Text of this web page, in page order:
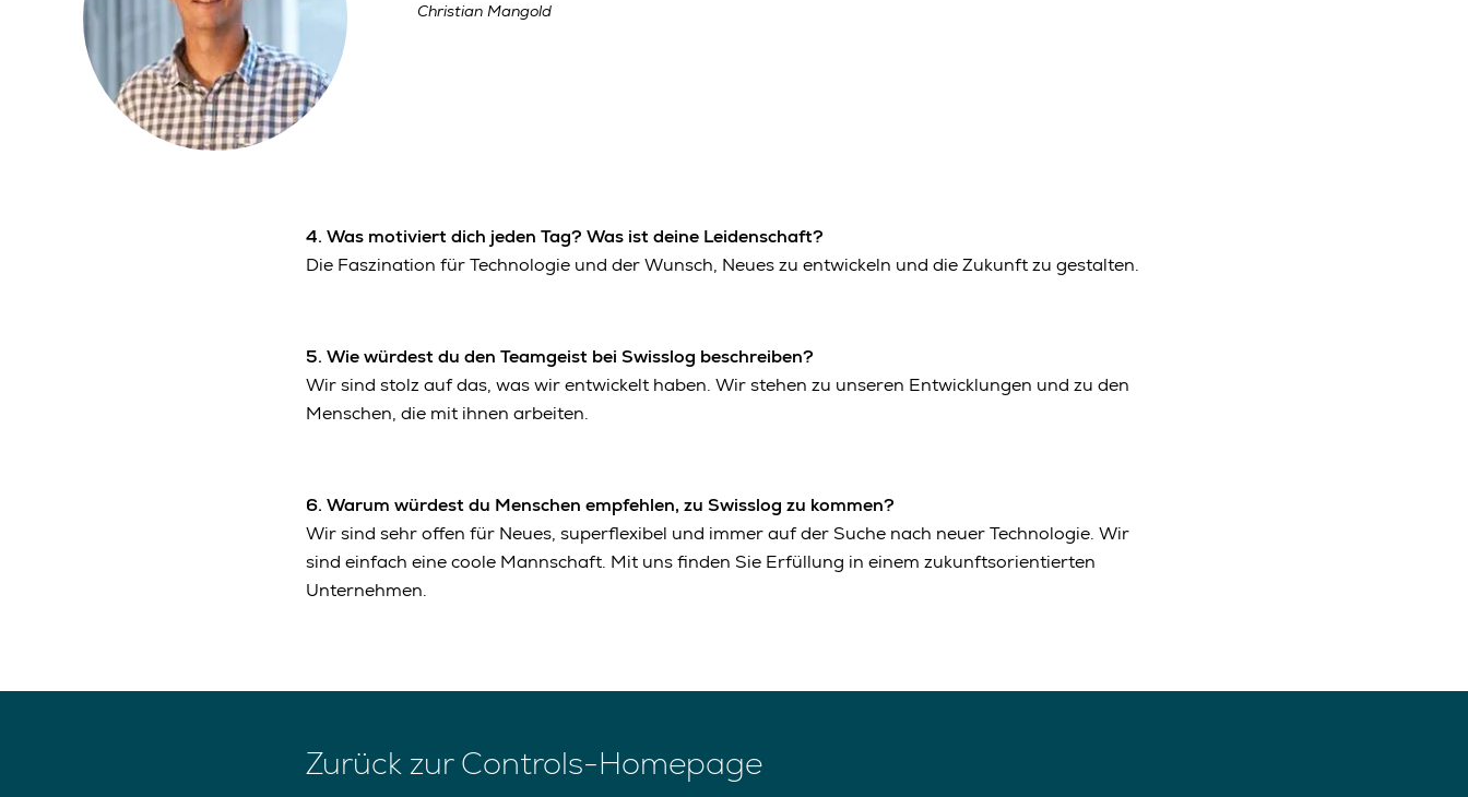
Christian Mangold
4. Was motiviert dich jeden Tag? Was ist deine Leidenschaft?
Die Faszination für Technologie und der Wunsch, Neues zu entwickeln und die Zukunft zu gestalten.
5. Wie würdest du den Teamgeist bei Swisslog beschreiben?
Wir sind stolz auf das, was wir entwickelt haben. Wir stehen zu unseren Entwicklungen und zu den
Menschen, die mit ihnen arbeiten.
6. Warum würdest du Menschen empfehlen, zu Swisslog zu kommen?
Wir sind sehr offen für Neues, superflexibel und immer auf der Suche nach neuer Technologie. Wir
sind einfach eine coole Mannschaft. Mit uns finden Sie Erfüllung in einem zukunftsorientierten
Unternehmen.
Zurück zur Controls-Homepage